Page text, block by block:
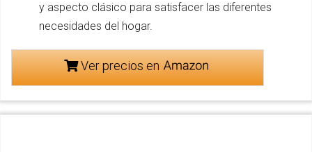
y aspecto clásico para satisfacer las diferentes
necesidades del hogar.
Ver precios en